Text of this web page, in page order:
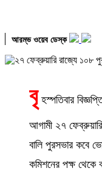
আরম্ভ ওয়েব ডেস্ক
বৃ হস্পতিবার
আগামী ২৭
বালি পুরসভার কবে
কমিশনের পক্ষ থেকে